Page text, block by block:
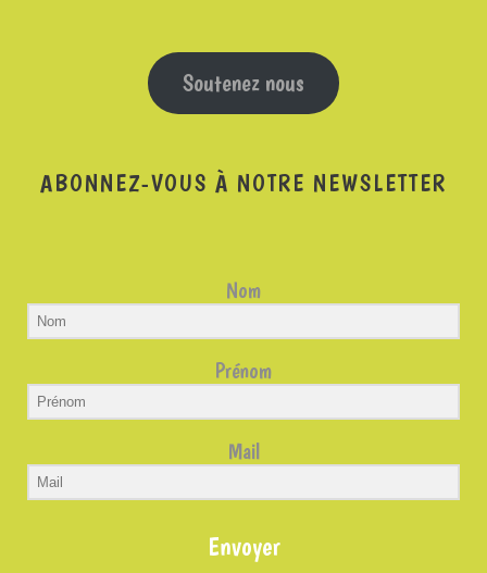
Soutenez nous
ABONNEZ-VOUS À NOTRE NEWSLETTER
Nom
Prénom
Mail
Envoyer